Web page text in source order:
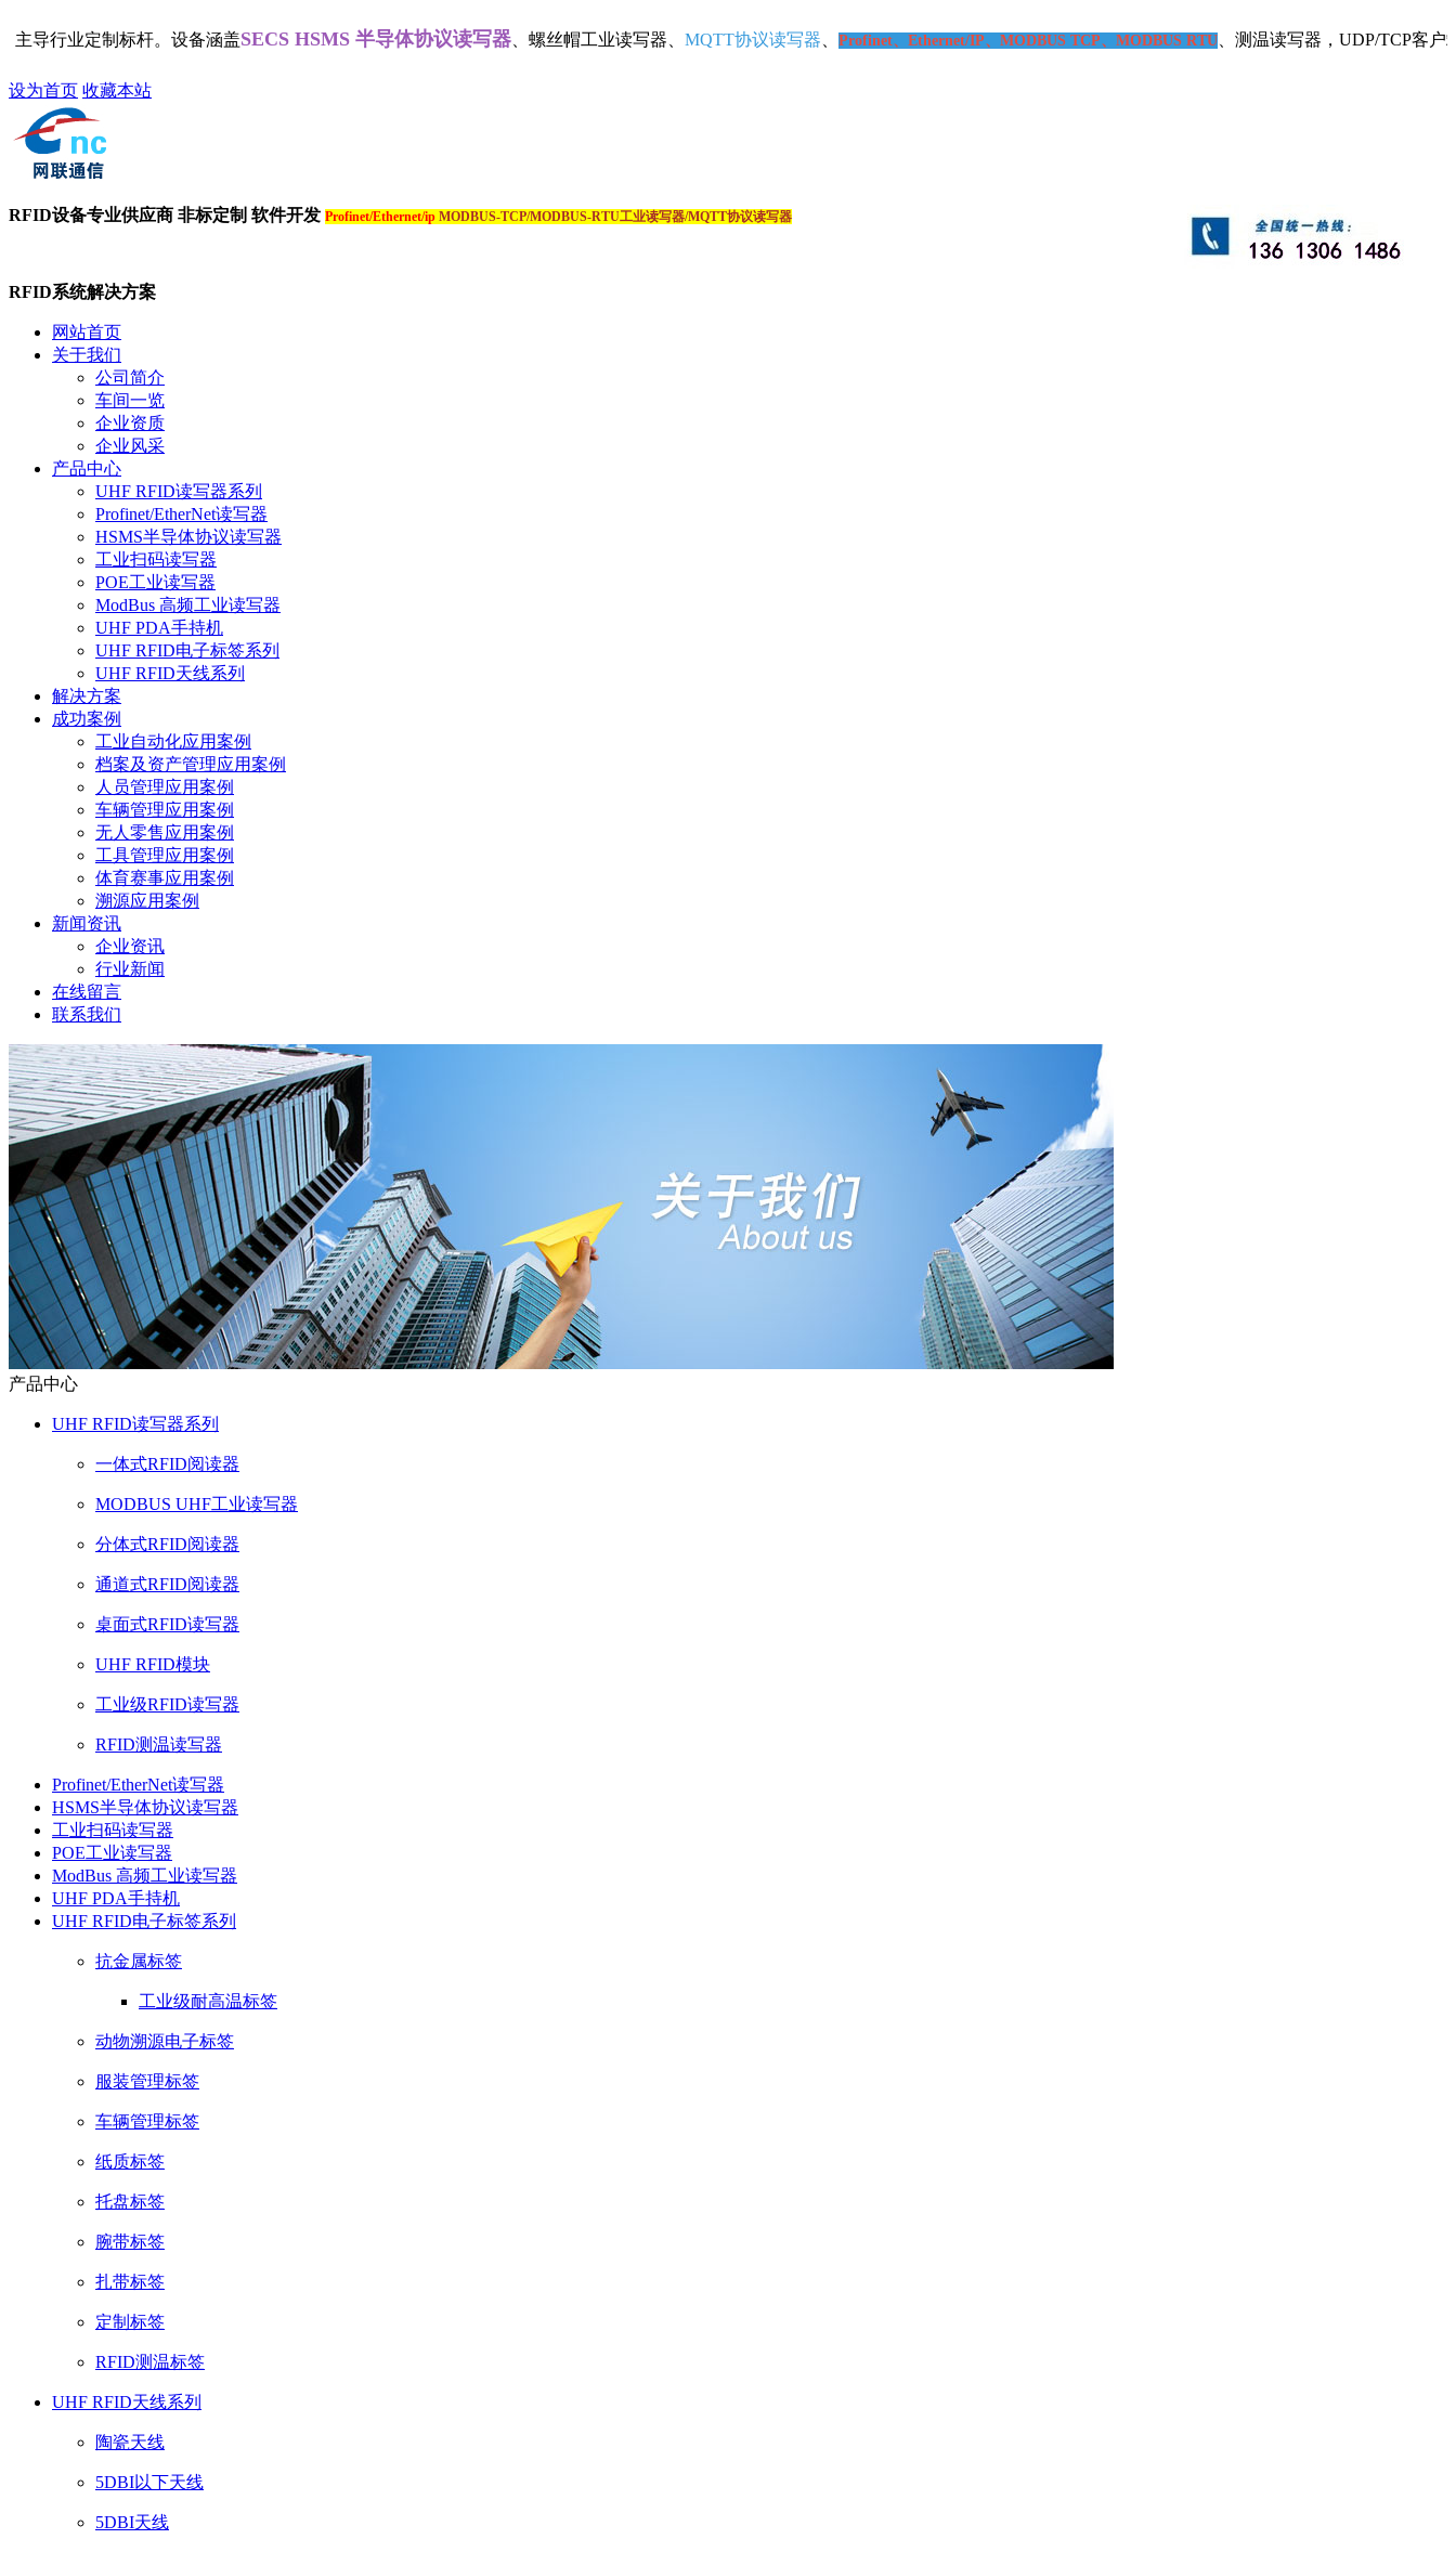
行业定制标杆。设备涵盖SECS HSMS 半导体协议读写器、螺丝帽工业读写器、MQTT协议读写器、Profinet、Ethernet/IP、MODBUS TCP、MODBUS RTU、测温读写器，UDP/TCP客户端 服
设为首页 收藏本站
RFID设备专业供应商 非标定制 软件开发 Profinet/Ethernet/ip MODBUS-TCP/MODBUS-RTU工业读写器/MQTT协议读写器
RFID系统解决方案
网站首页
关于我们
公司简介
车间一览
企业资质
企业风采
产品中心
UHF RFID读写器系列
Profinet/EtherNet读写器
HSMS半导体协议读写器
工业扫码读写器
POE工业读写器
ModBus 高频工业读写器
UHF PDA手持机
UHF RFID电子标签系列
UHF RFID天线系列
解决方案
成功案例
工业自动化应用案例
档案及资产管理应用案例
人员管理应用案例
车辆管理应用案例
无人零售应用案例
工具管理应用案例
体育赛事应用案例
溯源应用案例
新闻资讯
企业资讯
行业新闻
在线留言
联系我们
产品中心
UHF RFID读写器系列
一体式RFID阅读器
MODBUS UHF工业读写器
分体式RFID阅读器
通道式RFID阅读器
桌面式RFID读写器
UHF RFID模块
工业级RFID读写器
RFID测温读写器
Profinet/EtherNet读写器
HSMS半导体协议读写器
工业扫码读写器
POE工业读写器
ModBus 高频工业读写器
UHF PDA手持机
UHF RFID电子标签系列
抗金属标签
工业级耐高温标签
动物溯源电子标签
服装管理标签
车辆管理标签
纸质标签
托盘标签
腕带标签
扎带标签
定制标签
RFID测温标签
UHF RFID天线系列
陶瓷天线
5DBI以下天线
5DBI天线